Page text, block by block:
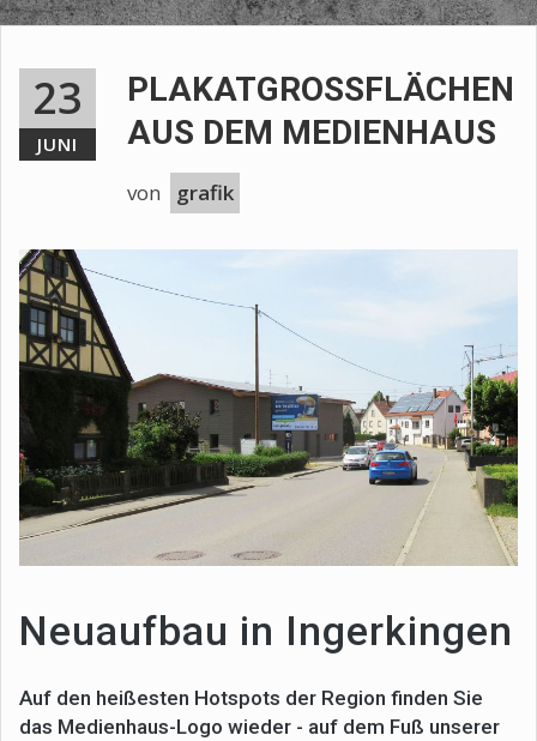
23
JUNI
PLAKATGROSSFLÄCHEN A
US DEM MEDIENHAUS
von grafik
Neuaufbau in Ingerkingen
Auf den heißesten Hotspots der Region finden Sie
das Medienhaus-Logo wieder - auf dem Fuß unserer